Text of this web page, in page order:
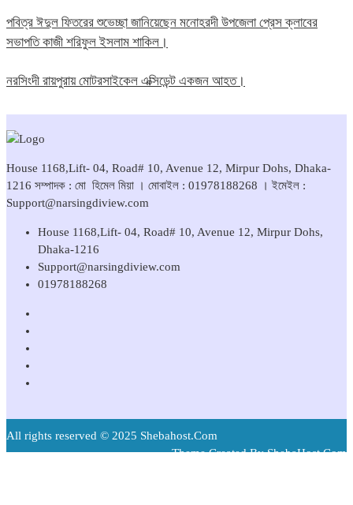
পবিত্র ঈদুল ফিতরের শুভেচ্ছা জানিয়েছেন মনোহরদী উপজেলা প্রেস ক্লাবের
সভাপতি কাজী শরিফুল ইসলাম শাকিল।
নরসিংদী রায়পুরায় মোটরসাইকেল এক্সিডেন্ট একজন আহত।
House 1168,Lift- 04, Road# 10, Avenue 12, Mirpur Dohs, Dhaka-
1216 সম্পাদক : মো হিমেল মিয়া । মোবাইল : 01978188268 । ইমেইল :
Support@narsingdiview.com
House 1168,Lift- 04, Road# 10, Avenue 12, Mirpur Dohs,
Dhaka-1216
Support@narsingdiview.com
01978188268
All rights reserved © 2025 Shebahost.Com
Theme Created By ShebaHost.Com